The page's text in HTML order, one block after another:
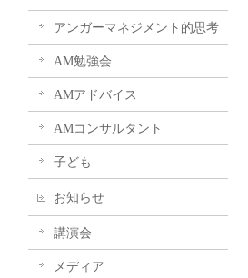
アンガーマネジメント的思考
AM勉強会
AMアドバイス
AMコンサルタント
子ども
お知らせ
講演会
メディア